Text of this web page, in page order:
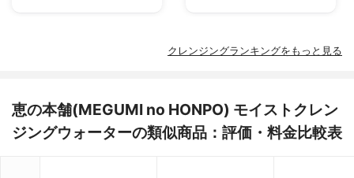
クレンジングランキングをもっと見る
恵の本舗(MEGUMI no HONPO) モイストクレン
ジングウォーターの類似商品：評価・料金比較表